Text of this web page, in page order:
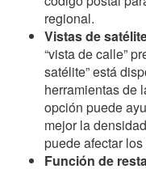
regional.
Vistas de
“vista de calle”
satélite” está
herramientas de
opción puede
mejor la
puede afectar
Función de